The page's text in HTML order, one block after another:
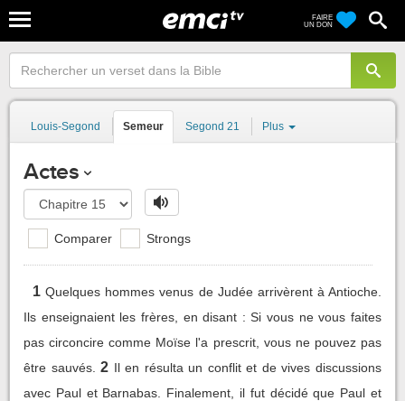
FAIRE
UN DON
Louis-Segond Semeur Segond 21 Plus
Actes
Comparer Strongs
1 Quelques hommes venus de Judée arrivèrent à Antioche.
Ils enseignaient les frères, en disant : Si vous ne vous faites
pas circoncire comme Moïse l'a prescrit, vous ne pouvez pas
être sauvés. 2 Il en résulta un conflit et de vives discussions
avec Paul et Barnabas. Finalement, il fut décidé que Paul et